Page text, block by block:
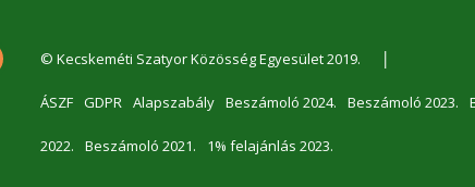
© Kecskeméti Szatyor Közösség Egyesület 2019. |
ÁSZF GDPR Alapszabály Beszámoló 2024. Beszámoló 2023.
2022. Beszámoló 2021. 1% felajánlás 2023.